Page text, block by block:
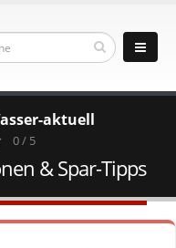
aktuell
0 / 5
& Spar-Tipps